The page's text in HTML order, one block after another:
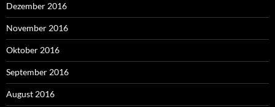
Dezember 2016
November 2016
Oktober 2016
September 2016
August 2016